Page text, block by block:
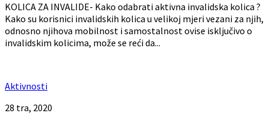
KOLICA ZA INVALIDE- Kako odabrati aktivna invalidska kolica ?
Kako su korisnici invalidskih kolica u velikoj mjeri vezani za njih,
odnosno njihova mobilnost i samostalnost ovise isključivo o
invalidskim kolicima, može se reći da...
Aktivnosti
28 tra, 2020